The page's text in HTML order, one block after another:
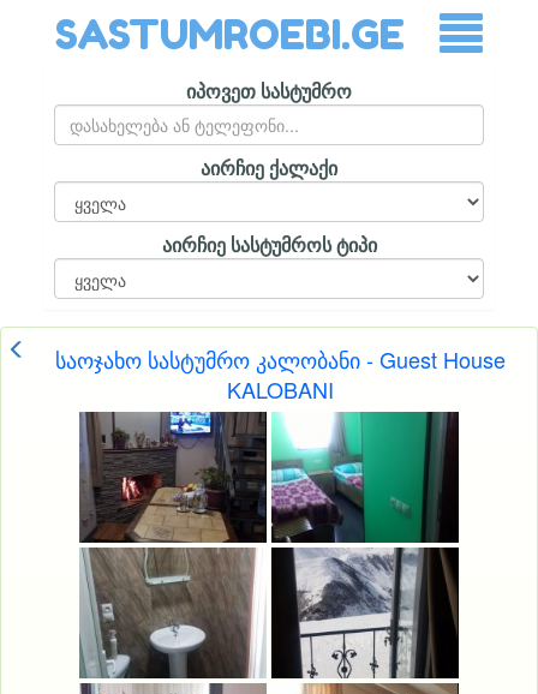
SASTUMROEBI.GE
იპოვეთ სასტუმრო
აირჩიე ქალაქი
აირჩიე სასტუმროს ტიპი
საოჯახო სასტუმრო კალობანი - Guest House
KALOBANI